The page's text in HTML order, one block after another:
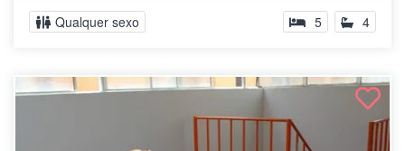
Qualquer sexo 5 4